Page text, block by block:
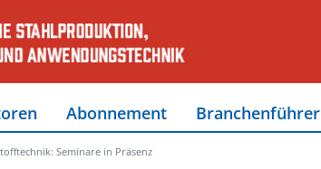
Abonnement Branchenführer
Seminare in Präsenz